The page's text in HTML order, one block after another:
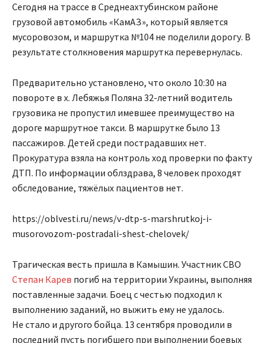
Сегодня на трассе в Среднеахтубинском районе
грузовой автомобиль «КамАЗ», который является
мусоровозом, и маршрутка №104 не поделили дорогу. В
результате столкновения маршрутка перевернулась.
Предварительно установлено, что около 10:30 на
повороте в х. Лебяжья Поляна 32-летний водитель
грузовика не пропустил имевшее преимущество на
дороге маршрутное такси. В маршрутке было 13
пассажиров. Детей среди пострадавших нет.
Прокуратура взяла на контроль ход проверки по факту
ДТП. По информации облздрава, 8 человек проходят
обследование, тяжёлых пациентов нет.
https://oblvesti.ru/news/v-dtp-s-marshrutkoj-i-
musorovozom-postradali-shest-chelovek/
Трагическая весть пришла в Камышин. Участник СВО
Степан Карев погиб на территории Украины, выполняя
поставленные задачи. Боец с честью подходил к
выполнению заданий, но выжить ему не удалось.
Не стало и другого бойца. 13 сентября проводили в
последний пусть погибшего при выполнении боевых